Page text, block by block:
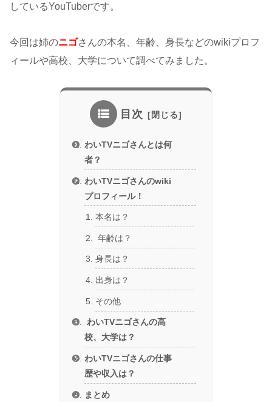
しているYouTuberです。
今回は姉のニゴさんの本名、年齢、身長などのwikiプロフ
ィールや高校、大学について調べてみました。
目次
わいTVニゴさんとは何
者？
わいTVニゴさんのwiki
プロフィール！
本名は？
年齢は？
身長は？
出身は？
その他
わいTVニゴさんの高
校、大学は？
わいTVニゴさんの仕事
歴や収入は？
まとめ